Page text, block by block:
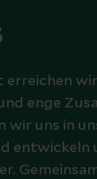
erreichen
enge
wir uns in
entwickeln